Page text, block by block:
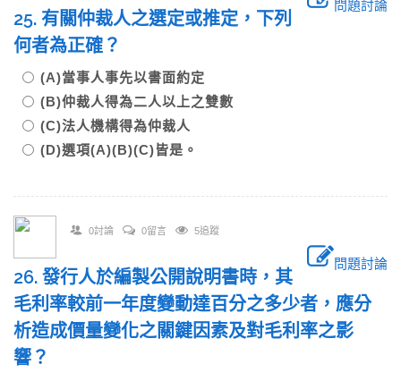
問題討論
25. 有關仲裁人之選定或推定，下列
何者為正確？
(A)當事人事先以書面約定
(B)仲裁人得為二人以上之雙數
(C)法人機構得為仲裁人
(D)選項(A)(B)(C)皆是。
0討論 0留言 5追蹤
問題討論
26. 發行人於編製公開說明書時，其
毛利率較前一年度變動達百分之多少者，應分
析造成價量變化之關鍵因素及對毛利率之影
響？